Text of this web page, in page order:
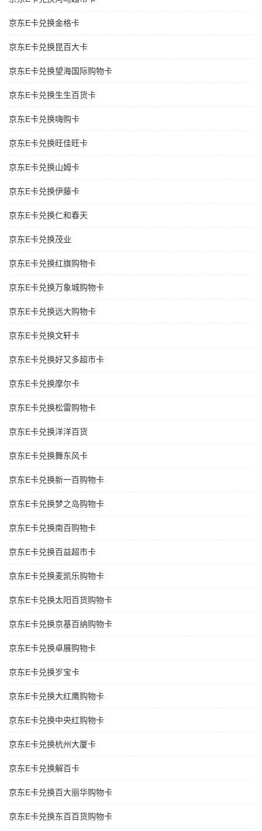
京东E卡兑换金格卡
京东E卡兑换昆百大卡
京东E卡兑换望海国际购物卡
京东E卡兑换生生百货卡
京东E卡兑换嗨购卡
京东E卡兑换旺佳旺卡
京东E卡兑换山姆卡
京东E卡兑换伊藤卡
京东E卡兑换仁和春天
京东E卡兑换茂业
京东E卡兑换红旗购物卡
京东E卡兑换万象城购物卡
京东E卡兑换远大购物卡
京东E卡兑换文轩卡
京东E卡兑换好又多超市卡
京东E卡兑换摩尔卡
京东E卡兑换松雷购物卡
京东E卡兑换洋洋百货
京东E卡兑换舞东风卡
京东E卡兑换新一百购物卡
京东E卡兑换梦之岛购物卡
京东E卡兑换南百购物卡
京东E卡兑换百益超市卡
京东E卡兑换麦凯乐购物卡
京东E卡兑换太阳百货购物卡
京东E卡兑换京基百纳购物卡
京东E卡兑换卓展购物卡
京东E卡兑换岁宝卡
京东E卡兑换大红鹰购物卡
京东E卡兑换中央红购物卡
京东E卡兑换杭州大厦卡
京东E卡兑换解百卡
京东E卡兑换百大丽华购物卡
京东E卡兑换东百百货购物卡